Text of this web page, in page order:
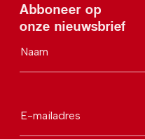
Abboneer op
onze nieuwsbrief
Naam
E-mailadres